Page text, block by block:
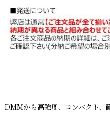
DMMから高強度、コンパクト、